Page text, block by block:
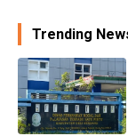
Trending